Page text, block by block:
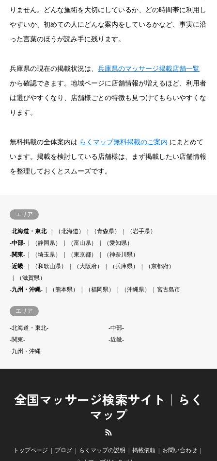
りません。どんな施術を大切にしているか、どの時間帯に利用し
やすいか、初めての人にどんな案内をしているかなど、事実に沿
った言葉のほうが読み手に残ります。
兵庫県の現在の掲載状況は、 兵庫県のマッサージ掲載店舗一覧
から確認できます。地域ページに店舗情報が増えるほど、利用者
は選びやすくなり、店舗様ごとの特徴も見つけてもらいやすくな
ります。
無料掲載の全体案内は らくマップ無料掲載のご案内 にまとめて
います。掲載を検討している店舗様は、まず掲載したい店舗情報
を整理しておくとスムーズです。
エリア
-北海道・東北- （北海道） （青森県）
（岩手県）
-中部-
（静岡県） （富山県）
（愛知県）
-関東-
（埼玉県） （東京都）
（神奈川県）
-近畿-
（和歌山県） （大阪府） （兵庫県）
（京都府）
（滋賀県）
-九州・沖縄-
（熊本県） （福岡県） （沖縄県） 宮古島市
エリア
-北海道・東北-
-中部-
-関東-
-近畿-
-九州・沖縄-
全国マッサージ検索サイト｜らく
マップ
トップページ ブログ らくマップの説明 掲載依頼
お問い合わせ